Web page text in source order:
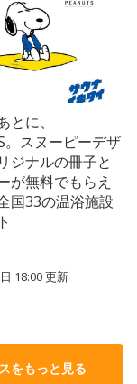
とに、
。スヌーピーデザ
ジナルの冊子と
が無料でもらえ
国33の温浴施設
18:00更新
をもっと見る